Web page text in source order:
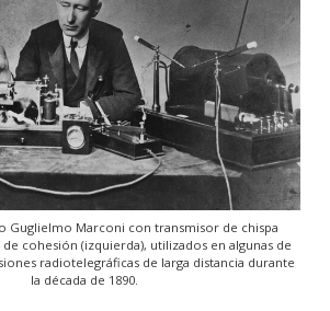
Guglielmo Marconi con transmisor de chispa
cohesión (izquierda), utilizados en algunas de
radiotelegráficas de larga distancia durante
la década de 1890.